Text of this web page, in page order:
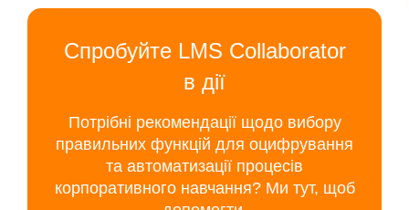
Спробуйте LMS Collaborator
в дії
Потрібні рекомендації щодо вибору
правильних функцій для оцифрування
та автоматизації процесів
корпоративного навчання? Ми тут, щоб